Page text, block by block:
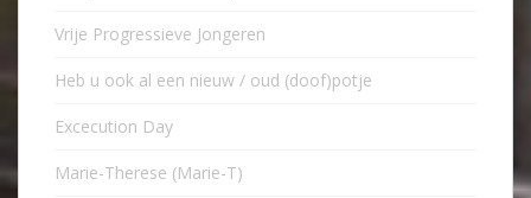
Vrije Progressieve Jongeren
Heb u ook al een nieuw / oud (doof)potje
Excecution Day
Marie-Therese (Marie-T)